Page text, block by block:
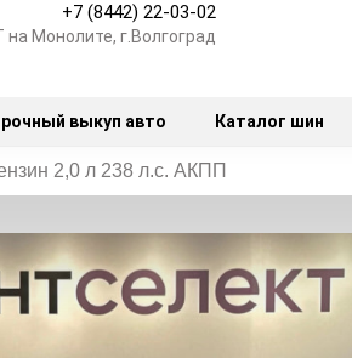
+7 (8442) 22-03-02
Монолите, г.Волгоград
выкуп авто Каталог шин
2,0 л 238 л.с. АКПП